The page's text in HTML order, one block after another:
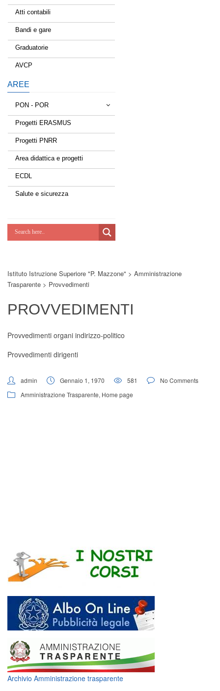
Atti contabili
Bandi e gare
Graduatorie
AVCP
AREE
PON - POR
Tessere la rete
Estate a scuola
Scuola d'estate
Lab Green
Potenziamoci
Progetti ERASMUS
Progetti PNRR
Area didattica e progetti
ECDL
Salute e sicurezza
Istituto Istruzione Superiore "P. Mazzone" > Amministrazione
Trasparente > Provvedimenti
PROVVEDIMENTI
Provvedimenti organi indirizzo-politico
Provvedimenti dirigenti
admin Gennaio 1, 1970 581
No Comments
Amministrazione Trasparente, Home page
Archivio Amministrazione trasparente